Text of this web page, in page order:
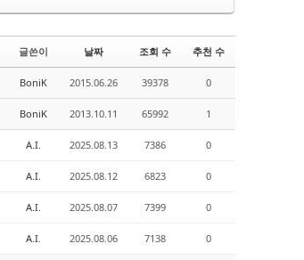
글쓴이 날짜 조회 수 추천 수
BoniK 2015.06.26 39378 0
BoniK 2013.10.11 65992 1
A.I. 2025.08.13 7386 0
A.I. 2025.08.12 6823 0
A.I. 2025.08.07 7399 0
A.I. 2025.08.06 7138 0